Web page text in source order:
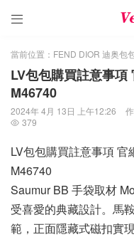

當前位置： FEND DIOR 迪奥包
LV包包購買註意事
M46740
2024年 4月 13日 上午12:26
 379
LV包包購買註意事項
M46740
Saumur BB 手袋取材
受喜愛的典藏設計。馬
範，正面隱藏式磁扣實